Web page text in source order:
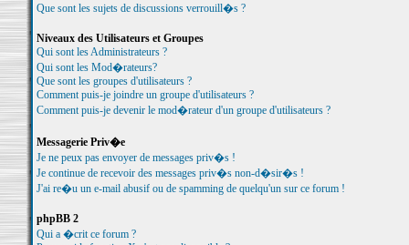
Que sont les sujets de discussions verrouill�s ?
Niveaux des Utilisateurs et Groupes
Qui sont les Administrateurs ?
Qui sont les Mod�rateurs?
Que sont les groupes d'utilisateurs ?
Comment puis-je joindre un groupe d'utilisateurs ?
Comment puis-je devenir le mod�rateur d'un groupe d'utilisateurs ?
Messagerie Priv�e
Je ne peux pas envoyer de messages priv�s !
Je continue de recevoir des messages priv�s non-d�sir�s !
J'ai re�u un e-mail abusif ou de spamming de quelqu'un sur ce forum !
phpBB 2
Qui a �crit ce forum ?